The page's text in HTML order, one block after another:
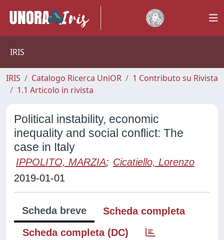
IRIS
IRIS Catalogo Ricerca UniOR
1 Contributo su Rivista
1.1 Articolo in rivista
Political instability, economic
inequality and social conflict: The
case in Italy
IPPOLITO, MARZIA; Cicatiello, Lorenzo
2019-01-01
Scheda breve
Scheda completa
Scheda completa (DC)